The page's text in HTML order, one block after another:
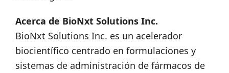
Acerca de BioNxt Solutions Inc.
BioNxt Solutions Inc. es un acelerador
biocientífico centrado en formulaciones y
sistemas de administración de fármacos de